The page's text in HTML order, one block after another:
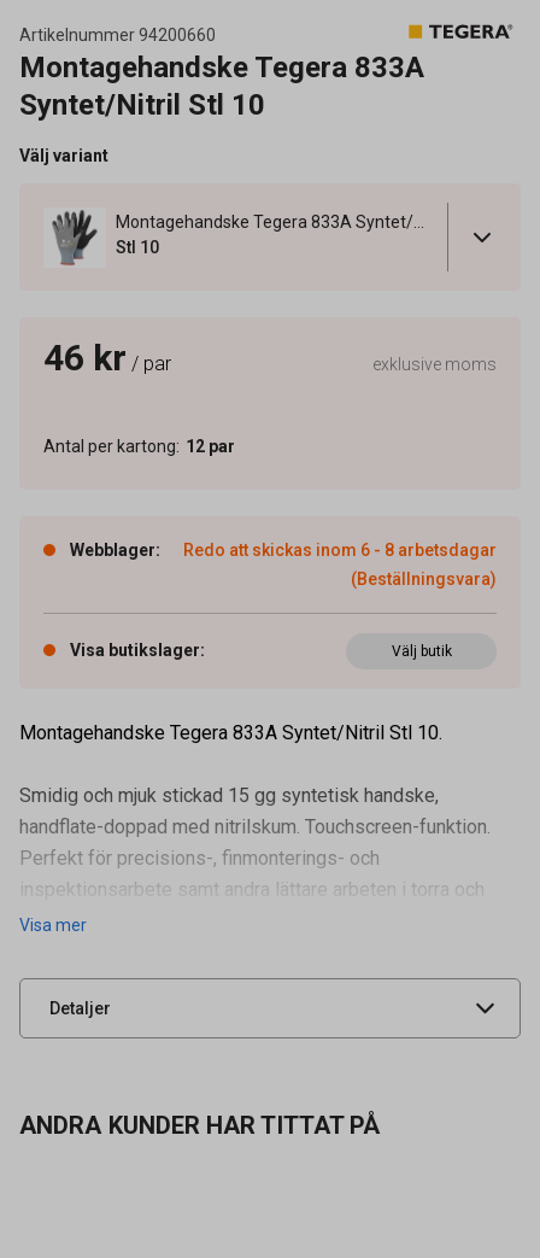
Artikelnummer94200660
Montagehandske Tegera 833A
Syntet/Nitril Stl 10
Välj variant
Montagehandske Tegera 833A Syntet/Nitril Stl 10
Stl 10
46 kr / par exklusive moms
Antal per kartong: 12 par
Webblager:
Redo att skickas inom 6 - 8 arbetsdagar
(Beställningsvara)
Visa butikslager: Välj butik
Montagehandske Tegera 833A Syntet/Nitril Stl 10.
Smidig och mjuk stickad 15 gg syntetisk handske,
handflate-doppad med nitrilskum. Touchscreen-funktion.
Perfekt för precisions-, finmonterings- och
inspektionsarbete samt andra lättare arbeten i torra och
fuktiga miljöer. Tål kont
Visa mer
Detaljer
Innehåller Latex
Innehåller PVC
Pudrad Nej
Leverantörens
UNSPSC 46181504
ANDRA KUNDER HAR TITTAT PÅ